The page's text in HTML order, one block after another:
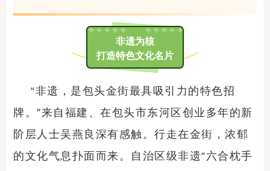
非遗为核
打造特色文化名片
“非遗，是包头金街最具吸引力的特色招
牌。”来自福建、在包头市东河区创业多年的新
阶层人士吴燕良深有感触。行走在金街，浓郁
的文化气息扑面而来。自治区级非遗“六合枕手